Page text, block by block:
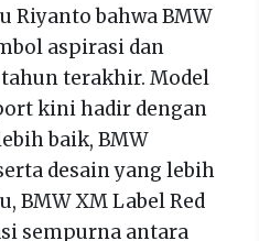
Riyanto bahwa BMW
aspirasi dan
terakhir. Model
kini hadir dengan
baik, BMW
desain yang lebih
BMW XM Label Red
sempurna antara